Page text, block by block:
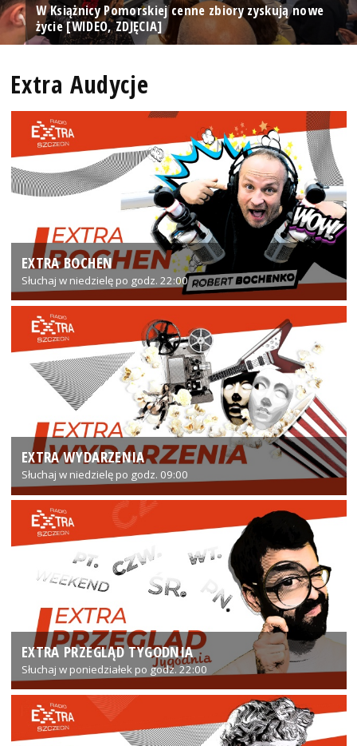
W Książnicy Pomorskiej cenne zbiory zyskują nowe
życie [WIDEO, ZDJĘCIA]
Extra Audycje
EXTRA BOCHEN
Słuchaj w niedzielę po godz. 22:00
EXTRA WYDARZENIA
Słuchaj w niedzielę po godz. 09:00
EXTRA PRZEGLĄD TYGODNIA
Słuchaj w poniedziałek po godz. 22:00